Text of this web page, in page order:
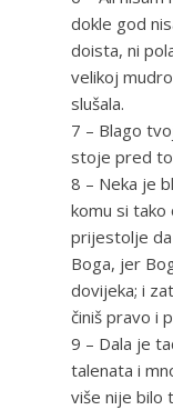
dokle god
doista, ni
velikoj
slušala.
7 – Blago
stoje pred
8 – Neka je
komu si
prijestolje
Boga, jer
dovijeka; i
činiš pravo i
9 – Dala je
talenata i
više nije bilo